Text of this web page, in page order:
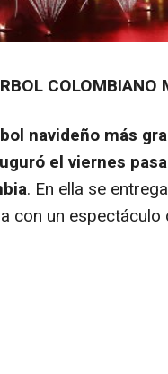
COLOMBIANO
navideño más
el viernes
. En ella se
con un